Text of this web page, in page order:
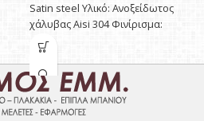
Satin steel Υλικό: Ανοξείδωτος
χάλυβας Aisi 304 Φινίρισμα:
Χρώμιο σατινέ